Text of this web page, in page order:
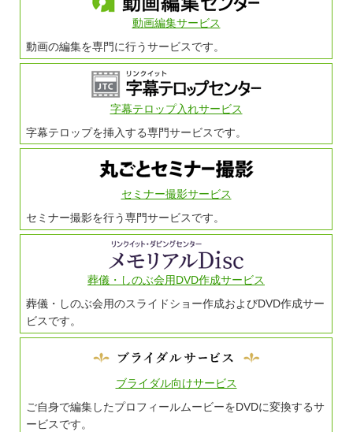
動画編集サービス
動画の編集を専門に行うサービスです。
字幕テロップ入れサービス
字幕テロップを挿入する専門サービスです。
セミナー撮影サービス
セミナー撮影を行う専門サービスです。
葬儀・しのぶ会用DVD作成サービス
葬儀・しのぶ会用のスライドショー作成およびDVD作成サー
ビスです。
ブライダル向けサービス
ご自身で編集したプロフィールムービーをDVDに変換するサ
ービスです。